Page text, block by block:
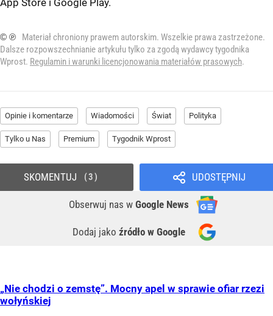
© ℗
Materiał chroniony prawem autorskim. Wszelkie prawa zastrzeżone.
Dalsze rozpowszechnianie artykułu tylko za zgodą wydawcy tygodnika
Wprost. Regulamin i warunki licencjonowania materiałów prasowych.
Opinie i komentarze Wiadomości Świat Polityka
Tylko u Nas Premium Tygodnik Wprost
UDOSTĘPNIJ
Obserwuj nas w Google News
Dodaj jako źródło w Google
SKOMENTUJ 3
„Nie chodzi o zemstę”. Mocny apel w sprawie ofiar rzezi
wołyńskiej